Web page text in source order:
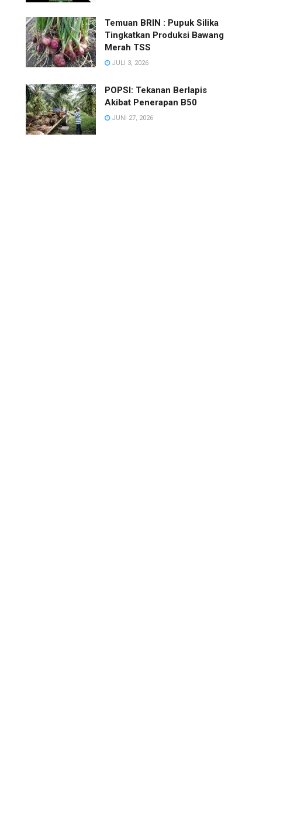
Temuan BRIN : Pupuk Silika
Tingkatkan Produksi Bawang
Merah TSS
JULI 3, 2026
POPSI: Tekanan Berlapis
Akibat Penerapan B50
JUNI 27, 2026